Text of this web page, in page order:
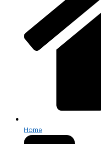
Home